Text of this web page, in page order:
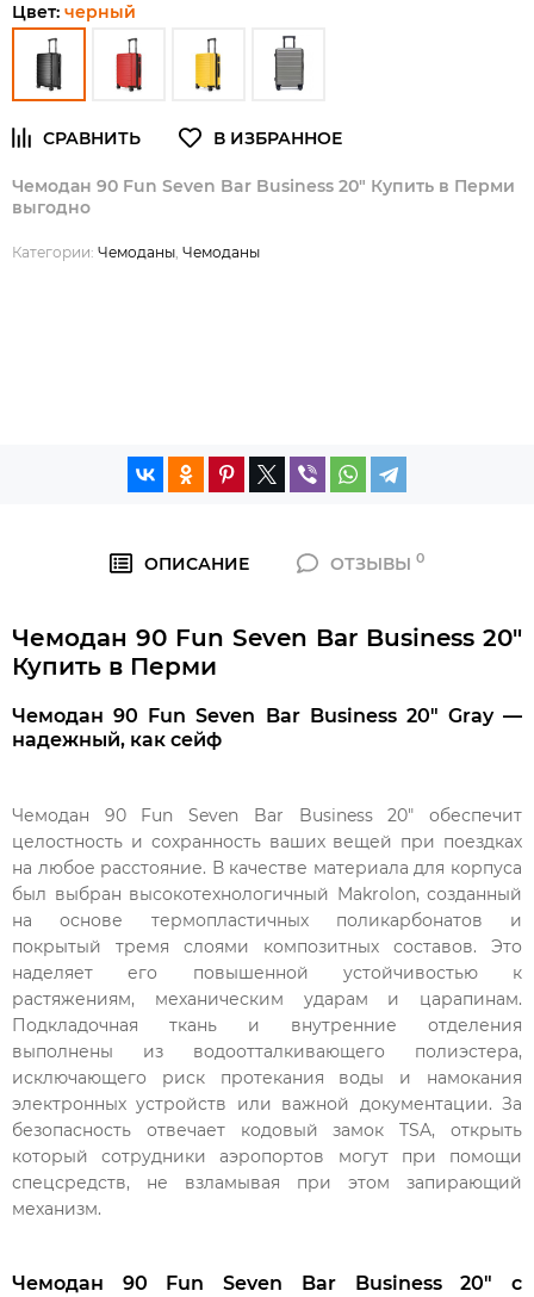
Цвет: черный
Чемодан 90 Fun Seven Bar Business 20" Купить в Перми
выгодно
Категории: Чемоданы Чемоданы
ОПИСАНИЕ ОТЗЫВЫ0
Чемодан 90 Fun Seven Bar Business 20"
Купить в Перми
Чемодан 90 Fun Seven Bar Business 20″ Gray —
надежный, как сейф
Чемодан 90 Fun Seven Bar Business 20″ обеспечит
целостность и сохранность ваших вещей при поездках
на любое расстояние. В качестве материала для корпуса
был выбран высокотехнологичный Makrolon, созданный
на основе термопластичных поликарбонатов и
покрытый тремя слоями композитных составов. Это
наделяет его повышенной устойчивостью к
растяжениям, механическим ударам и царапинам.
Подкладочная ткань и внутренние отделения
выполнены из водоотталкивающего полиэстера,
исключающего риск протекания воды и намокания
электронных устройств или важной документации. За
безопасность отвечает кодовый замок TSA, открыть
который сотрудники аэропортов могут при помощи
спецсредств, не взламывая при этом запирающий
механизм.
Чемодан 90 Fun Seven Bar Business 20″ с